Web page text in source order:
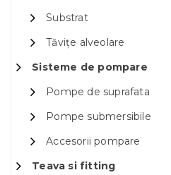
Substrat
Tăvițe alveolare
Sisteme de pompare
Pompe de suprafata
Pompe submersibile
Accesorii pompare
Teava si fitting